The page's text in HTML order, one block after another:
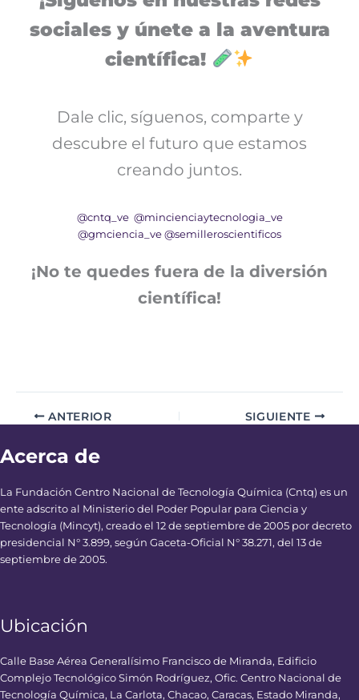
sociales y únete a la aventura
científica!
Dale clic, síguenos, comparte y
descubre el futuro que estamos
creando juntos.
@cntq_ve @mincienciaytecnologia_ve
@gmciencia_ve @semilleroscientificos
¡No te quedes fuera de la diversión
científica!
ANTERIOR SIGUIENTE
Acerca de
La Fundación Centro Nacional de Tecnología Química (Cntq) es un
ente adscrito al Ministerio del Poder Popular para Ciencia y
Tecnología (Mincyt), creado el 12 de septiembre de 2005 por decreto
presidencial N° 3.899, según Gaceta-Oficial N° 38.271, del 13 de
septiembre de 2005.
Ubicación
Calle Base Aérea Generalísimo Francisco de Miranda, Edificio
Complejo Tecnológico Simón Rodríguez, Ofic. Centro Nacional de
Tecnología Química, La Carlota, Chacao, Caracas, Estado Miranda,